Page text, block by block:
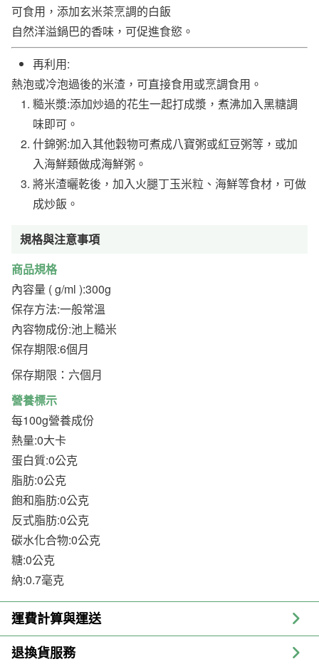
可食用，添加玄米茶烹調的白飯
自然洋溢鍋巴的香味，可促進食慾。
再利用:
熱泡或冷泡過後的米渣，可直接食用或烹調食用。
糙米漿:添加炒過的花生一起打成漿，煮沸加入黑糖調
味即可。
什錦粥:加入其他穀物可煮成八寶粥或紅豆粥等，或加
入海鮮類做成海鮮粥。
將米渣曬乾後，加入火腿丁玉米粒、海鮮等食材，可做
成炒飯。
規格與注意事項
商品規格
內容量 ( g/ml ):300g
保存方法:一般常溫
內容物成份:池上糙米
保存期限:6個月
保存期限：六個月
營養標示
每100g營養成份
熱量:0大卡
蛋白質:0公克
脂肪:0公克
飽和脂肪:0公克
反式脂肪:0公克
碳水化合物:0公克
糖:0公克
納:0.7毫克
運費計算與運送
退換貨服務